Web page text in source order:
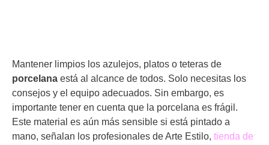
Mantener limpios los azulejos, platos o teteras de
porcelana está al alcance de todos. Solo necesitas los
consejos y el equipo adecuados. Sin embargo, es
importante tener en cuenta que la porcelana es frágil.
Este material es aún más sensible si está pintado a
mano, señalan los profesionales de Arte Estilo, tienda de